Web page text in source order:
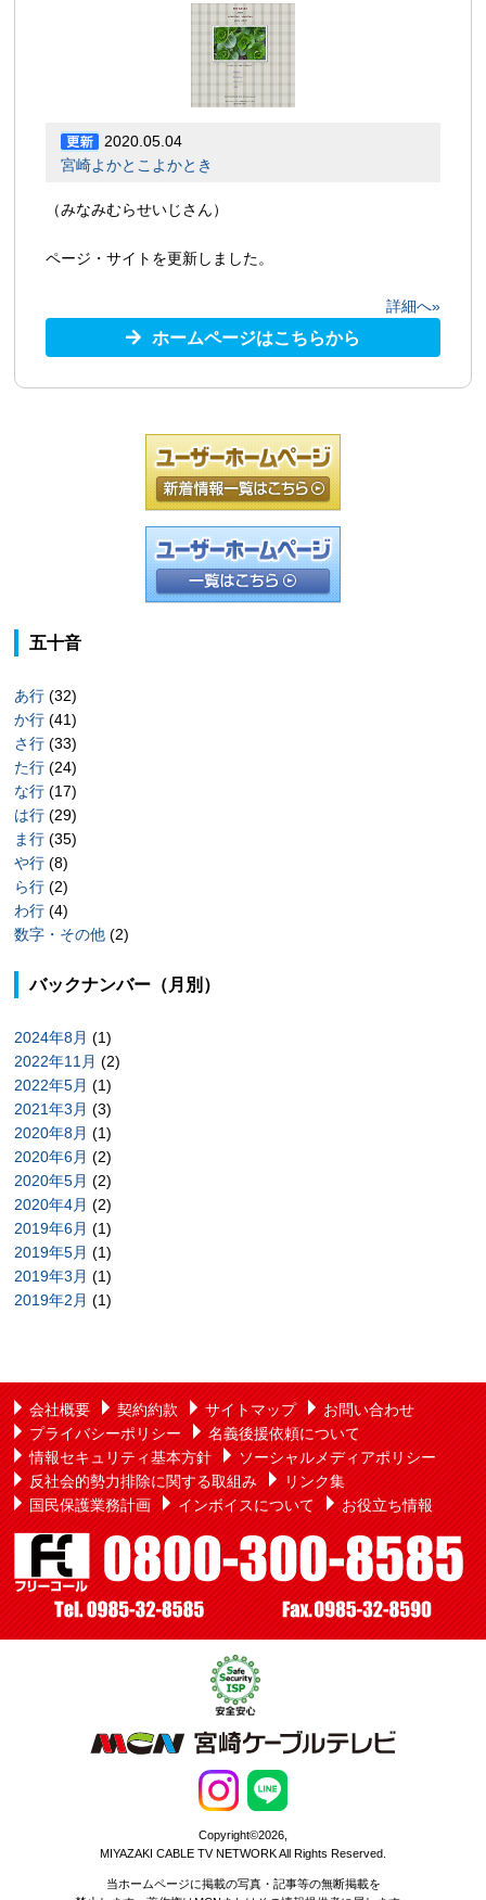
2020.05.04
宮崎よかとこよかとき
（みなみむらせいじさん）
ページ・サイトを更新しました。
詳細へ»
ホームページはこちらから
五十音
あ行 (32)
か行 (41)
さ行 (33)
た行 (24)
な行 (17)
は行 (29)
ま行 (35)
や行 (8)
ら行 (2)
わ行 (4)
数字・その他 (2)
バックナンバー（月別）
2024年8月 (1)
2022年11月 (2)
2022年5月 (1)
2021年3月 (3)
2020年8月 (1)
2020年6月 (2)
2020年5月 (2)
2020年4月 (2)
2019年6月 (1)
2019年5月 (1)
2019年3月 (1)
2019年2月 (1)
会社概要 契約約款 サイトマップ
お問い合わせ
プライバシーポリシー
名義後援依頼について
情報セキュリティ基本方針
ソーシャルメディアポリシー
反社会的勢力排除に関する取組み
リンク集
国民保護業務計画
インボイスについて お役立ち情報
Copyright©2026,
MIYAZAKI CABLE TV NETWORK All Rights Reserved.
当ホームページに掲載の写真・記事等の無断掲載を